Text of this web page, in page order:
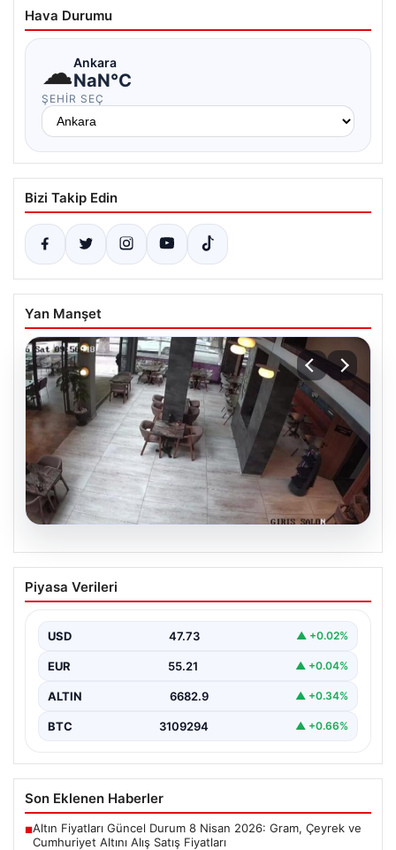
Hava Durumu
☁Ankara
NaN°C
ŞEHIR SEÇ
Bizi Takip Edin
Yan Manşet
Garson Robot Merdivenlerden Düştü ve
Çalışma Stresi Nedeniyle 3 Gün İzin
Amasya'da faaliyet gösteren bir restoranda görev
gündeme…
Piyasa Verileri
USD 47.73 ▲ +0.02%
EUR 55.21 ▲ +0.04%
ALTIN 6682.9 ▲ +0.34%
BTC 3109294 ▲ +0.66%
Son Eklenen Haberler
■Altın Fiyatları Güncel Durum 8 Nisan 2026: Gram, Çeyrek ve
Cumhuriyet Altını Alış Satış Fiyatları